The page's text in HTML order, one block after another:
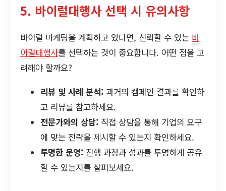
5. 바이럴대행사 선택 시 유의사항
바이럴 마케팅을 계획하고 있다면, 신뢰할 수 있는 바
이럴대행사를 선택하는 것이 중요합니다. 어떤 점을 고
려해야 할까요?
리뷰 및 사례 분석: 과거의 캠페인 결과를 확인하
고 리뷰를 참고하세요.
전문가와의 상담: 직접 상담을 통해 기업의 요구
에 맞는 전략을 제시할 수 있는지 확인하세요.
투명한 운영: 진행 과정과 성과를 투명하게 공유
할 수 있는지를 살펴보세요.